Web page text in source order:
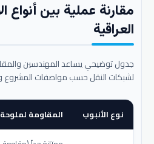
مقارنة عملية بين أنواع
العراقية
جدول توضيحي يساعد المهندسين
لشبكات النقل حسب مواصفات المشروع
نوع الأنبوب المقاومة لملوحة